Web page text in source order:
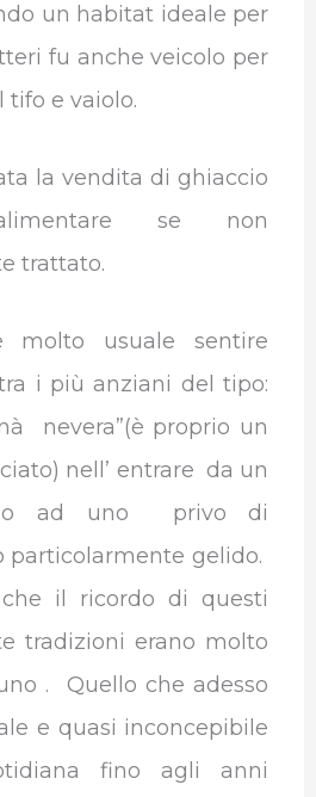
un habitat ideale per
fu anche veicolo per
e vaiolo.
la vendita di ghiaccio
se non
trattato.
molto usuale sentire
i più anziani del tipo:
nevera”(è proprio un
nell’ entrare da un
ad uno privo di
particolarmente gelido.
che il ricordo di questi
tradizioni erano molto
. Quello che adesso
e quasi inconcepibile
fino agli anni